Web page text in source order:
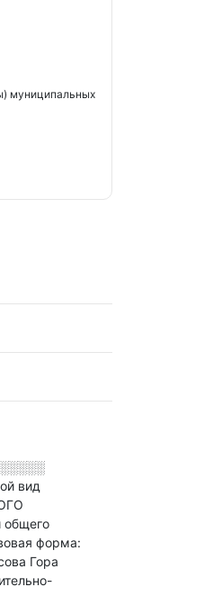
муниципальных
вид
общего
форма:
Гора